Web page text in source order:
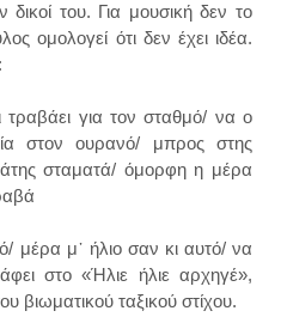
δικοί του. Για μουσική δεν το
ομολογεί ότι δεν έχει ιδέα.
για τον σταθμό/ να ο
στον ουρανό/ μπρος στης
σταματά/ όμορφη η μέρα
μέρα μ᾿ ήλιο σαν κι αυτό/ να
στο «Ήλιε ήλιε αρχηγέ»,
βιωματικού ταξικού στίχου.